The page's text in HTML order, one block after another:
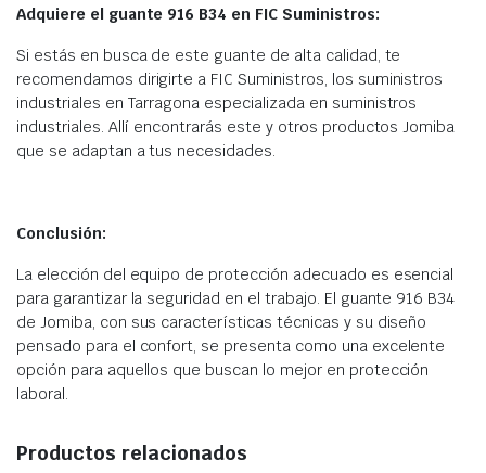
Adquiere el guante 916 B34 en FIC Suministros:
Si estás en busca de este guante de alta calidad, te
recomendamos dirigirte a FIC Suministros, los suministros
industriales en Tarragona especializada en suministros
industriales. Allí encontrarás este y otros productos Jomiba
que se adaptan a tus necesidades.
Conclusión:
La elección del equipo de protección adecuado es esencial
para garantizar la seguridad en el trabajo. El guante 916 B34
de Jomiba, con sus características técnicas y su diseño
pensado para el confort, se presenta como una excelente
opción para aquellos que buscan lo mejor en protección
laboral.
Productos relacionados